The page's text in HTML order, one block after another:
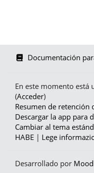
Documentación
En este momento está
(Acceder)
Resumen de retención
Descargar la app para
Cambiar al tema
HABE | Lege
Desarrollado por